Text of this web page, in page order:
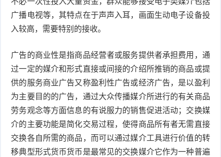
广播电视等，其特点在于声声入耳，画面生动电子设备投
入较高，需要特别的接收。
广告的商业性是指商品经营者或服务提供者承担费用，通
过一定的媒介和形式直接或间接的介绍所推销的商品或提
供的服务商业广告又称盈利性广告或经济广告，是以盈利
为主要目的的广告，通过大众传播媒介所进行的有关商品
劳务观念等方面信息的有说服力的销售促进活动；交换媒
介的主要功能是简化交易过程，使得商品所有者无需直接
交换各自所需的商品，而可以通过媒介工具进行价值的转
移典型形式货币货币是最常见的交换媒介它作为一种普遍